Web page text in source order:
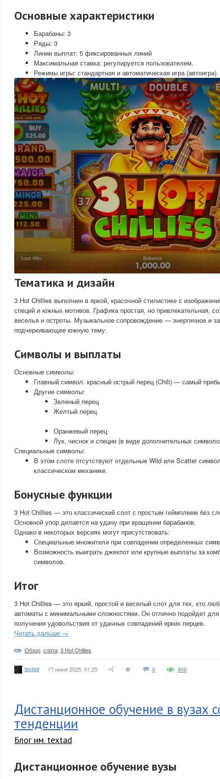
Основные характеристики
Барабаны: 3
Ряды: 3
Линии выплат: 5 фиксированных линий
Максимальная ставка: регулируется пользователем.
Режимы игры: стандартная и автоматическая игра (автоигра).
Тематика и дизайн
3 Hot Chillies выполнен в яркой, красочной стилистике с
специй и южных мотивов. Графика простая, но привлекательная,
веселья и остроты. Музыкальное сопровождение — энергичное и
подчеркивающее южную тему.
Символы и выплаты
Основные символы:
Главный символ: красный острый перец (Chili) — самый
Другие символы:
Зеленый перец
Желтый перец
Оранжевый перец
Лук, чеснок и специи (в виде дополнительных
Специальные символы:
В этом слоте отсутствуют отдельные Wild или Scatter
классическом механике.
Бонусные функции
3 Hot Chillies — это классический слот с простым геймплеем без
Основной упор делается на удачу при вращении барабанов.
Однако в некоторых версиях могут присутствовать:
Специальные множители при совпадении определенных
Возможность выиграть джекпот или крупные выплаты за
символов.
Итог
3 Hot Chillies — это яркий, простой и веселый слот для тех, кто
автоматы с минимальными сложностями. Он отлично подойдет для
получения удовольствия от удачных совпадений ярких перцев.
Читать дальше →
Обзор слота 3 Hot Chillies
textad 17 июня 2025, 01:25 0 806
Дистанционное обучение в вузах
тенденции
Блог им. textad
Дистанционное обучение вузы